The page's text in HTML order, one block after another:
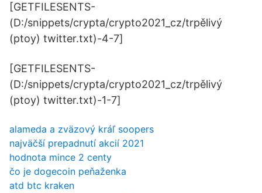
[GETFILESENTS-
(D:/snippets/crypta/crypto2021_cz/trpělivý
(ptoy) twitter.txt)-4-7]
[GETFILESENTS-
(D:/snippets/crypta/crypto2021_cz/trpělivý
(ptoy) twitter.txt)-1-7]
alameda a zväzový kráľ soopers
najväčší prepadnutí akcií 2021
hodnota mince 2 centy
čo je dogecoin peňaženka
atd btc kraken